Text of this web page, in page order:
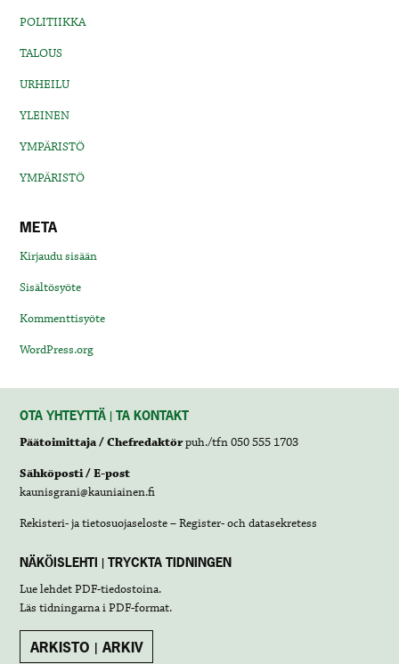
POLITIIKKA
TALOUS
URHEILU
YLEINEN
YMPÄRISTÖ
YMPÄRISTÖ
META
Kirjaudu sisään
Sisältösyöte
Kommenttisyöte
WordPress.org
OTA YHTEYTTÄ | TA KONTAKT
Päätoimittaja / Chefredaktörpuh./tfn 050 555 1703
Sähköposti / E-post
kaunisgrani@kauniainen.fi
Rekisteri- ja tietosuojaseloste – Register- och datasekretess
NÄKÖISLEHTI | TRYCKTA TIDNINGEN
Lue lehdetPDF-tiedostoina.
Läs tidningarna iPDF-format.
ARKISTO | ARKIV